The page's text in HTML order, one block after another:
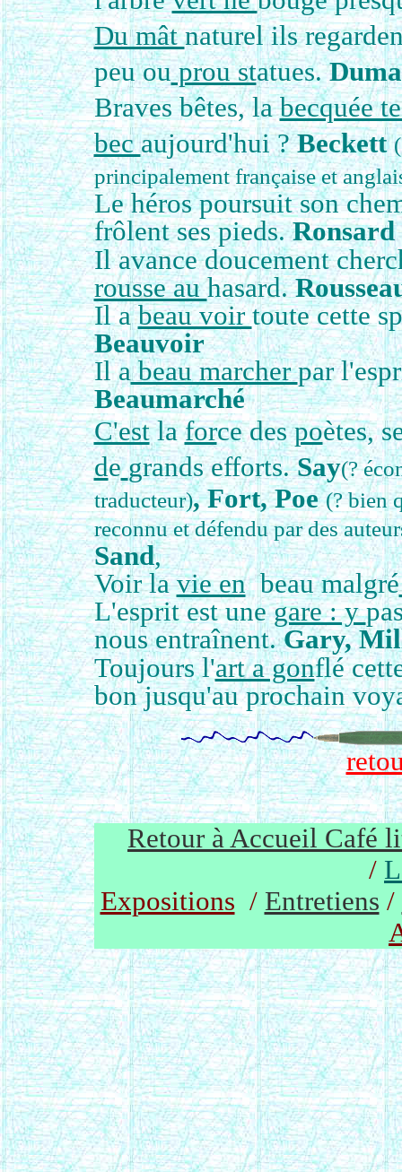
Du mâtnaturel ils
peu ouprou statues.
Braves bêtes, labecquée
becaujourd'hui ?Beckett
principalement française et
Le héros poursuit son
frôlent ses pieds.Ronsard
Il avance doucement
rousse auhasard.
Il abeau voirtoute cette
Beauvoir
Il abeau marcherpar
Beaumarché
C'estlaforce despoètes,
de grands efforts.Say(?
traducteur), Fort,Poe(? bien
reconnu et défendu par des
Sand,
Voir lavie en beau malgré
L'esprit est unegare : y
nous entraînent.Gary,
Toujours l'art a gonflé
bon jusqu'au prochain
Retour à Accueil Café
/
Expositions / Entretiens /